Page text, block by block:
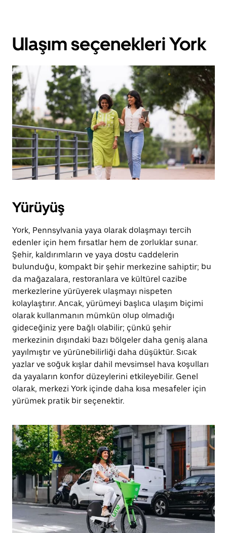
Ulaşım seçenekleri York
Yürüyüş
York, Pennsylvania yaya olarak dolaşmayı tercih
edenler için hem fırsatlar hem de zorluklar sunar.
Şehir, kaldırımların ve yaya dostu caddelerin
bulunduğu, kompakt bir şehir merkezine sahiptir; bu
da mağazalara, restoranlara ve kültürel cazibe
merkezlerine yürüyerek ulaşmayı nispeten
kolaylaştırır. Ancak, yürümeyi başlıca ulaşım biçimi
olarak kullanmanın mümkün olup olmadığı
gideceğiniz yere bağlı olabilir; çünkü şehir
merkezinin dışındaki bazı bölgeler daha geniş alana
yayılmıştır ve yürünebilirliği daha düşüktür. Sıcak
yazlar ve soğuk kışlar dahil mevsimsel hava koşulları
da yayaların konfor düzeylerini etkileyebilir. Genel
olarak, merkezi York içinde daha kısa mesafeler için
yürümek pratik bir seçenektir.